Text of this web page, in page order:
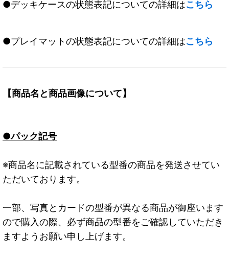
●デッキケースの状態表記についての詳細はこちら
●プレイマットの状態表記についての詳細はこちら
【商品名と商品画像について】
●パック記号
※商品名に記載されている型番の商品を発送させてい
ただいております。
一部、写真とカードの型番が異なる商品が御座います
ので購入の際、必ず商品の型番をご確認していただき
ますようお願い申し上げます。